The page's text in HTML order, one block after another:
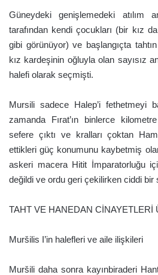
Güneydeki genişlemedeki atılım
tarafından kendi çocukları (bir kız
gibi görünüyor) ve başlangıçta
kız kardeşinin oğluyla olan sayısız
halefi olarak seçmişti.
Mursili sadece Halep’i fethetmeyi
zamanda Fırat’ın binlerce
sefere çıktı ve kralları çoktan
ettikleri güç konumunu kaybetmiş
askeri macera Hitit İmparatorluğu
değildi ve ordu geri çekilirken ciddi bir
TAHT VE HANEDAN CİNAYETLERİ
Muršilis I’in halefleri ve aile ilişkileri
Muršili daha sonra kayınbiraderi